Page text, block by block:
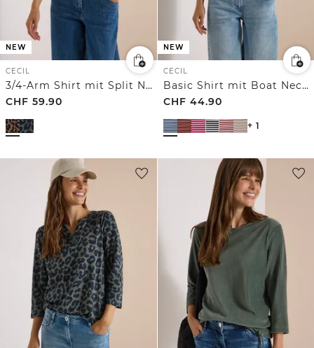
NEW
CECIL
3/4-Arm Shirt mit Split Neck und Leo-Muster
CHF 59.90
NEW
CECIL
Basic Shirt mit Boat Neck und Streifen
CHF 44.90
+ 1